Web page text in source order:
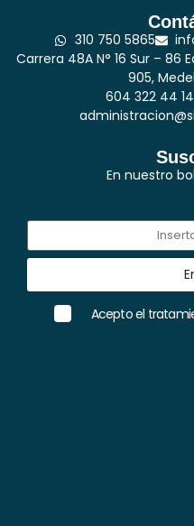
310 750 5865
Carrera 48A N° 16 Sur – 86
905,
604 322 44
En nuestro
Acepto el